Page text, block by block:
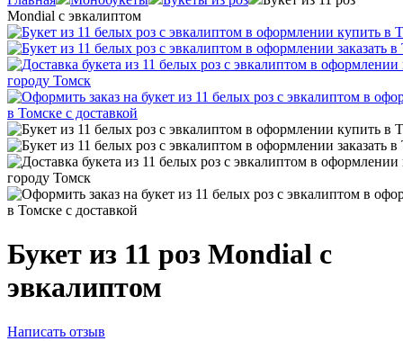
Mondial с эвкалиптом
Букет из 11 роз Mondial с
эвкалиптом
Написать отзыв